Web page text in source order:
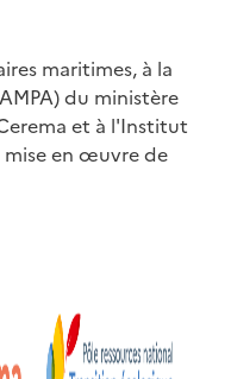
maritimes, à la
du ministère
et à l'Institut
en œuvre de